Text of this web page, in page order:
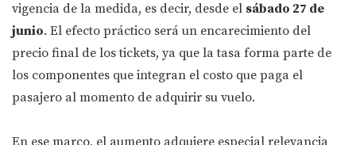
vigencia de la medida, es decir, desde el sábado 27 de
junio. El efecto práctico será un encarecimiento del
precio final de los tickets, ya que la tasa forma parte de
los componentes que integran el costo que paga el
pasajero al momento de adquirir su vuelo.